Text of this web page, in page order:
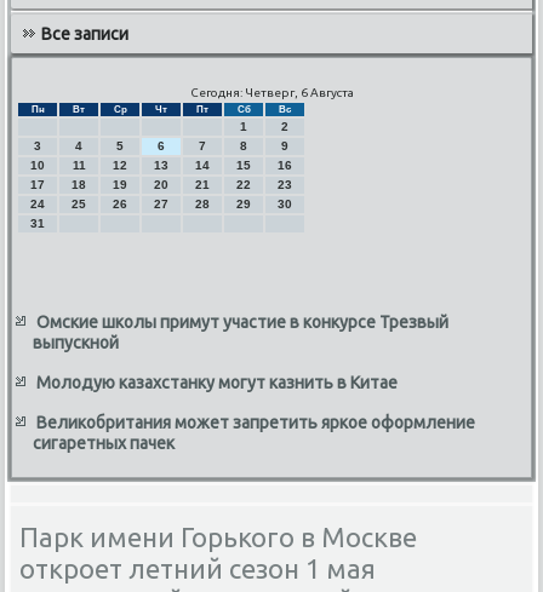
Все записи
Сегодня: Четверг, 6 Августа
Пн Вт Ср Чт Пт Сб Вс
1
2
3
4 5 6 7 8
9
10
11 12 13 14 15
16
17
18 19 20 21 22
23
24
25 26 27 28 29
30
31
Омские школы примут участие в конкурсе Трезвый
выпускной
Молодую казахстанку могут казнить в Китае
Великобритания может запретить яркое оформление
сигаретных пачек
Парк имени Горького в Москве
откроет летний сезон 1 мая